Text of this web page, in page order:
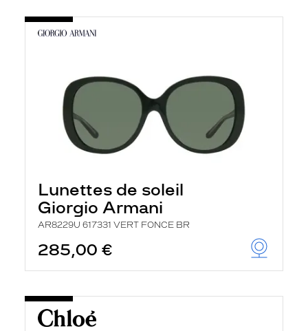
Lunettes de soleil
Giorgio Armani
AR8229U 617331 VERT FONCE BR
285,00 €